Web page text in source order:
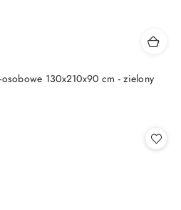
130x210x90 cm - zielony